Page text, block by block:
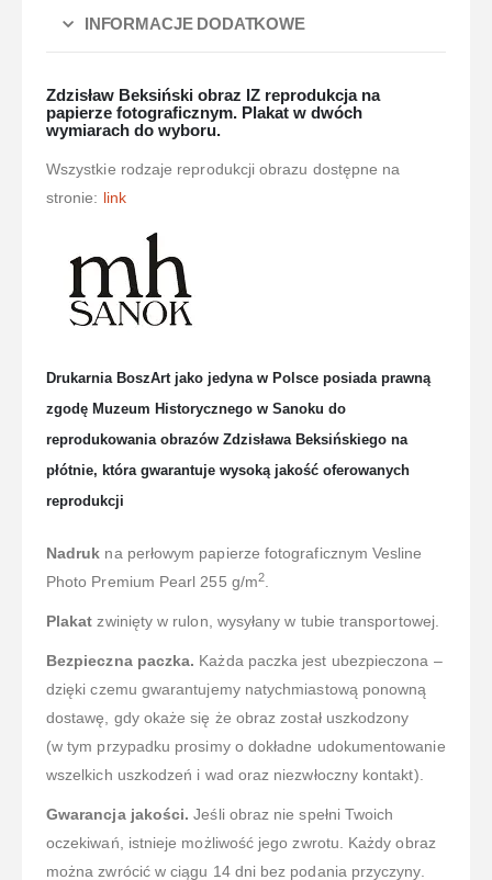
INFORMACJE DODATKOWE
Zdzisław Beksiński obraz IZ reprodukcja na
papierze fotograficznym. Plakat w dwóch
wymiarach do wyboru.
Wszystkie rodzaje reprodukcji obrazu dostępne na
stronie: link
Drukarnia BoszArt jako jedyna w Polsce posiada prawną
zgodę Muzeum Historycznego w Sanoku do
reprodukowania obrazów Zdzisława Beksińskiego na
płótnie, która gwarantuje wysoką jakość oferowanych
reprodukcji
Nadruk na perłowym papierze fotograficznym Vesline
Photo Premium Pearl 255 g/m2.
Plakat zwinięty w rulon, wysyłany w tubie transportowej.
Bezpieczna paczka. Każda paczka jest ubezpieczona –
dzięki czemu gwarantujemy natychmiastową ponowną
dostawę, gdy okaże się że obraz został uszkodzony
(w tym przypadku prosimy o dokładne udokumentowanie
wszelkich uszkodzeń i wad oraz niezwłoczny kontakt).
Gwarancja jakości. Jeśli obraz nie spełni Twoich
oczekiwań, istnieje możliwość jego zwrotu. Każdy obraz
można zwrócić w ciągu 14 dni bez podania przyczyny.